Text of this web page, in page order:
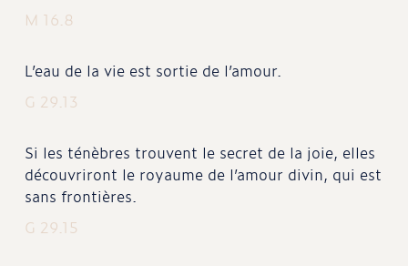
M 16.8
L’eau de la vie est sortie de l’amour.
G 29.13
Si les ténèbres trouvent le secret de la joie, elles
découvriront le royaume de l’amour divin, qui est
sans frontières.
G 29.15